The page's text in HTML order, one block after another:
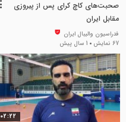
صحبت‌های کاچ کرای پس از پیروزی
مقابل ایران
فدراسیون والیبال ایران
67 نمایش
1 سال پیش
02:22